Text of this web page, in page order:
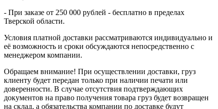
- При заказе от 250 000 рублей - бесплатно в пределах
Тверской области.
Условия платной доставки рассматриваются индивидуально и
её возможность и сроки обсуждаются непосредственно с
менеджером компании.
Обращаем внимание! При осуществлении доставки, груз
клиенту будет передан только при наличии печати или
доверенности. В случае отсутствия подтверждающих
документов на право получения товара груз будет возвращен
на склад, а обязательства компании по доставке будут